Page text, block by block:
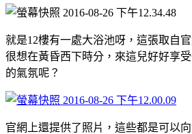
就是12樓有一處大浴池呀，這張取自
很想在黃昏西下時分，來這兒好好享
的氣氛呢？
官網上還提供了照片，這些都是可以